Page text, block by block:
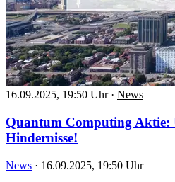
16.09.2025, 19:50 Uhr · News
Quantum Computing Aktie:
Hindernisse!
News · 16.09.2025, 19:50 Uhr